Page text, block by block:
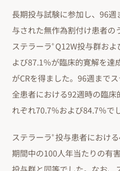
長期投与試験に参加し、96週
与された無作為割付け患者の
ステラーラ® Q12W投与群お
よび87.1％が臨床的寛解を達
がCRを得ました。96週まで
全患者における92週時の臨床
れぞれ70.7％および84.7％で
ステラーラ®投与患者におけ
期間中の100人年当たりの有